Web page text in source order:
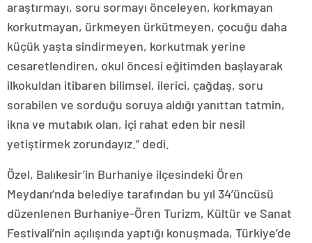
araştırmayı, soru sormayı önceleyen, korkmayan
korkutmayan, ürkmeyen ürkütmeyen, çocuğu daha
küçük yaşta sindirmeyen, korkutmak yerine
cesaretlendiren, okul öncesi eğitimden başlayarak
ilkokuldan itibaren bilimsel, ilerici, çağdaş, soru
sorabilen ve sorduğu soruya aldığı yanıttan tatmin,
ikna ve mutabık olan, içi rahat eden bir nesil
yetiştirmek zorundayız.” dedi.
Özel, Balıkesir’in Burhaniye ilçesindeki Ören
Meydanı’nda belediye tarafından bu yıl 34’üncüsü
düzenlenen Burhaniye-Ören Turizm, Kültür ve Sanat
Festivali’nin açılışında yaptığı konuşmada, Türkiye’de